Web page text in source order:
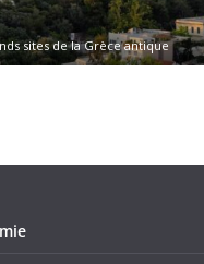
sites de la Grèce antique